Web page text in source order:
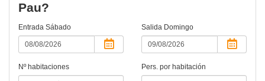
Pau?
Entrada Sábado Salida Domingo
Nº habitaciones Pers. por habitación